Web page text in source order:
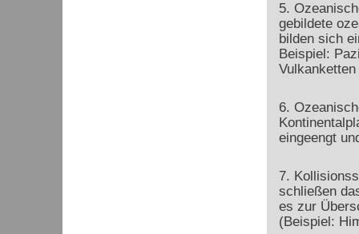
5.
gebildete
bilden sich
Beispiel:
6.
eingeengt
7.
schließen
es zur
(Beispiel: